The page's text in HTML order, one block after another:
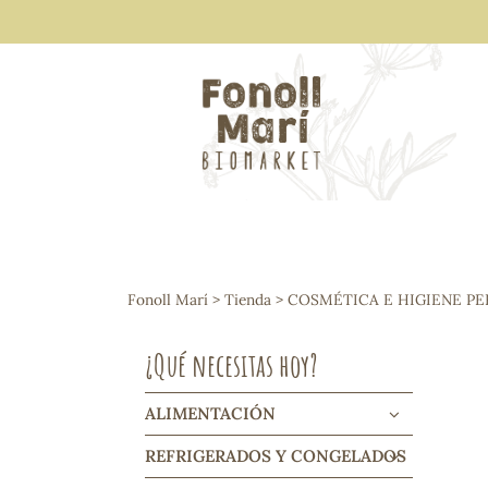
Arroces y legumbres
Frutos secos y snacks
Cereales, mueslis, hinchados y
Galletas y dulces
Vinos y cavas
Condimentos y salsas
Harinas y sémolas
Pasta
Fonoll Marí > Tienda > COSMÉTICA E HIGIENE
¿Qué necesitas hoy?
ALIMENTACIÓN
REFRIGERADOS Y CONGELADOS